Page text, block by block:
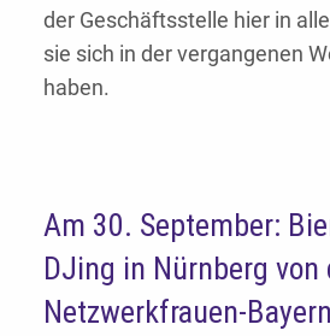
der Geschäftsstelle hier in
sie sich in der vergangenen
haben.
Am 30. September:
DJing in Nürnberg von
Netzwerkfrauen-Bayern